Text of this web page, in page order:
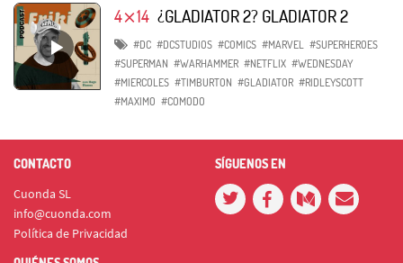
4⨯14 ¿GLADIATOR 2? GLADIATOR 2
#DC #DCSTUDIOS #COMICS #MARVEL #SUPERHEROES
#SUPERMAN #WARHAMMER #NETFLIX #WEDNESDAY
#MIERCOLES #TIMBURTON #GLADIATOR #RIDLEYSCOTT
#MAXIMO #COMODO
CONTACTO
Cuonda SL
info@cuonda.com
Política de Privacidad
SÍGUENOS EN